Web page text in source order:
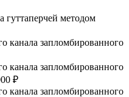
гуттаперчей методом
канала запломбированного
канала запломбированного
₽
канала запломбированного